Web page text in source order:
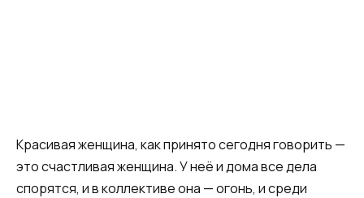
Красивая женщина, как принято сегодня говорить —
это счастливая женщина. У неё и дома все дела
спорятся, и в коллективе она — огонь, и среди